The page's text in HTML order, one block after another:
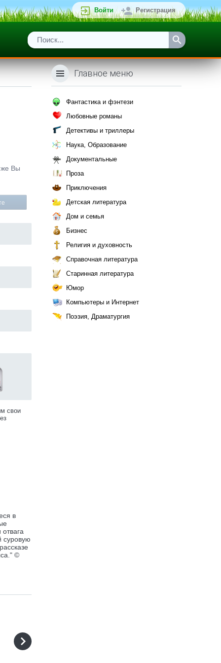
Войти Регистрация
же Вы
свои
в
суровую
©
Главное меню
Фантастика и фэнтези
Любовные романы
Детективы и триллеры
Наука, Образование
Документальные
Проза
Приключения
Детская литература
Дом и семья
Бизнес
Религия и духовность
Справочная литература
Старинная литература
Юмор
Компьютеры и Интернет
Поэзия, Драматургия